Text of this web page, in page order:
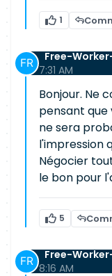
1
Free-
7:31 AM
Bonjour. Ne
pensant
ne sera
l'impression
Négocier
le bon pour
5
Free-
8:16 AM